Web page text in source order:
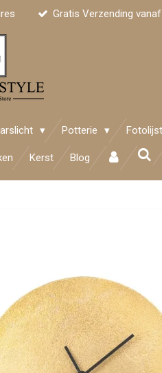
Gratis Verzending
Potterie
Kerst Blog